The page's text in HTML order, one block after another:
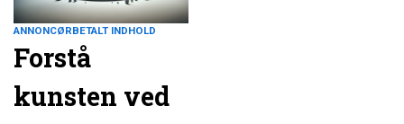
ANNONCØRBETALT INDHOLD
Forstå
kunsten ved